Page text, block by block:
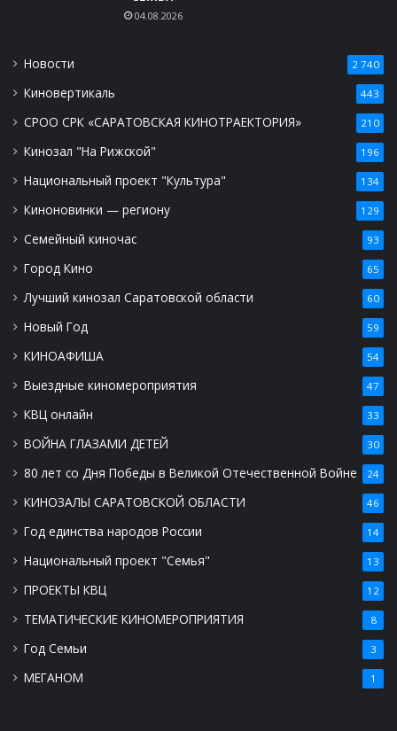
04.08.2026
Новости 2 740
Киновертикаль 443
СРОО СРК «САРАТОВСКАЯ КИНОТРАЕКТОРИЯ» 210
Кинозал "На Рижской" 196
Национальный проект "Культура" 134
Киноновинки — региону 129
Семейный киночас 93
Город Кино 65
Лучший кинозал Саратовской области 60
Новый Год 59
КИНОАФИША 54
Выездные киномероприятия 47
КВЦ онлайн 33
ВОЙНА ГЛАЗАМИ ДЕТЕЙ 30
80 лет со Дня Победы в Великой Отечественной Войне 24
КИНОЗАЛЫ САРАТОВСКОЙ ОБЛАСТИ 46
Год единства народов России 14
Национальный проект "Семья" 13
ПРОЕКТЫ КВЦ 12
ТЕМАТИЧЕСКИЕ КИНОМЕРОПРИЯТИЯ 8
Год Семьи 3
МЕГАНОМ 1